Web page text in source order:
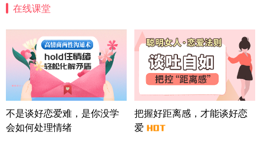
情感方案
北京-朝阳 151****3189
22分钟前
微信用户 巧?媚儿 通过此页面咨询，已获得专属情感
方案
上海-浦东 177****9074
56分钟前
微信用户 Liberty 通过此页面咨询，已获得专属情感
方案
广东-广州 188****5632
在线课堂
不是谈好恋爱难，是你没学
会如何处理情绪
把握好距离感，才能谈好恋
爱